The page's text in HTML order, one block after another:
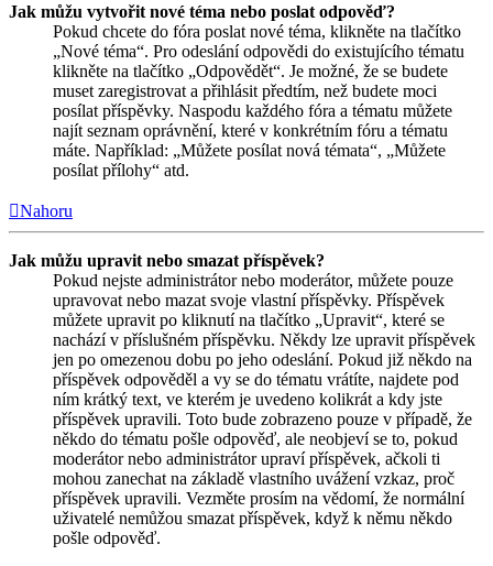
Jak můžu vytvořit nové téma nebo poslat odpověď?
Pokud chcete do fóra poslat nové téma, klikněte na tlačítko
„Nové téma“. Pro odeslání odpovědi do existujícího tématu
klikněte na tlačítko „Odpovědět“. Je možné, že se budete
muset zaregistrovat a přihlásit předtím, než budete moci
posílat příspěvky. Naspodu každého fóra a tématu můžete
najít seznam oprávnění, které v konkrétním fóru a tématu
máte. Například: „Můžete posílat nová témata“, „Můžete
posílat přílohy“ atd.
Nahoru
Jak můžu upravit nebo smazat příspěvek?
Pokud nejste administrátor nebo moderátor, můžete pouze
upravovat nebo mazat svoje vlastní příspěvky. Příspěvek
můžete upravit po kliknutí na tlačítko „Upravit“, které se
nachází v příslušném příspěvku. Někdy lze upravit příspěvek
jen po omezenou dobu po jeho odeslání. Pokud již někdo na
příspěvek odpověděl a vy se do tématu vrátíte, najdete pod
ním krátký text, ve kterém je uvedeno kolikrát a kdy jste
příspěvek upravili. Toto bude zobrazeno pouze v případě, že
někdo do tématu pošle odpověď, ale neobjeví se to, pokud
moderátor nebo administrátor upraví příspěvek, ačkoli ti
mohou zanechat na základě vlastního uvážení vzkaz, proč
příspěvek upravili. Vezměte prosím na vědomí, že normální
uživatelé nemůžou smazat příspěvek, když k němu někdo
pošle odpověď.